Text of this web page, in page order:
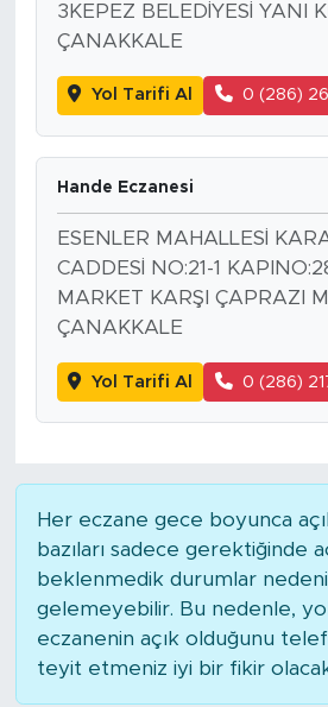
3KEPEZ BELEDİYESİ YANI
ÇANAKKALE
Yol Tarifi Al 0 (286)
Hande Eczanesi
ESENLER MAHALLESİ
CADDESİ NO:21-1
MARKET KARŞI ÇAPRAZI
ÇANAKKALE
Yol Tarifi Al 0 (286)
Her eczane gece boyunca
bazıları sadece gerektiğinde
beklenmedik durumlar
gelemeyebilir. Bu nedenle,
eczanenin açık olduğunu
teyit etmeniz iyi bir fikir